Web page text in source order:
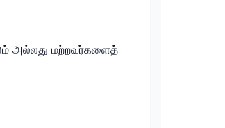
அல்லது மற்றவர்களைத்